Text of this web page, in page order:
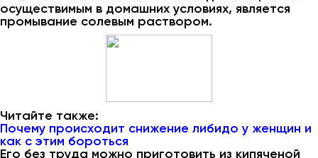
осуществимым в домашних условиях, является
промывание солевым раствором.
Читайте также:
Почему происходит снижение либидо у женщин и
как с этим бороться
Его без труда можно приготовить из кипяченой